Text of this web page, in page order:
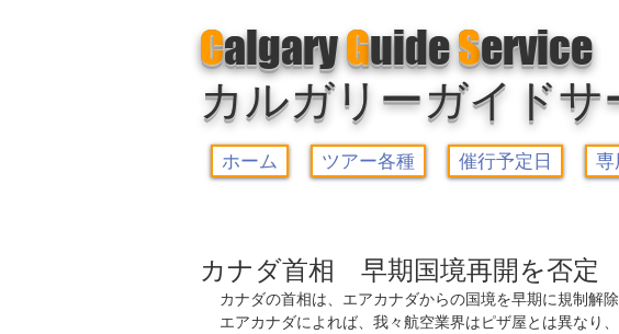
CalgaryGuideService
カルガリーガイドサ
ホーム ツアー各種 催行予定日 専
カナダ首相 早期国境再開を否定
カナダの首相は、エアカナダからの国境を早期に規制解
エアカナダによれば、我々航空業界はピザ屋とは異なり